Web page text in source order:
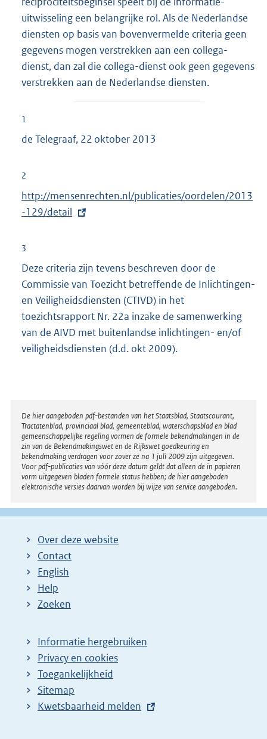
uitwisseling een belangrijke rol. Als de Nederlandse
diensten op basis van bovenvermelde criteria geen
gegevens mogen verstrekken aan een collega-
dienst, dan zal die collega-dienst ook geen gegevens
verstrekken aan de Nederlandse diensten.
1
de Telegraaf, 22 oktober 2013
2
E
x
e
n
e
l
i
n
k
http://mensenrechten.nl/publicaties/oordelen/2013
-129/detail
3
Deze criteria zijn tevens beschreven door de
Commissie van Toezicht betreffende de Inlichtingen-
en Veiligheidsdiensten (CTIVD) in het
toezichtsrapport Nr. 22a inzake de samenwerking
van de AIVD met buitenlandse inlichtingen- en/of
veiligheidsdiensten (d.d. okt 2009).
Disclaimer
De hier aangeboden pdf-bestanden van het Staatsblad, Staatscourant,
Tractatenblad, provinciaal blad, gemeenteblad, waterschapsblad en blad
gemeenschappelijke regeling vormen de formele bekendmakingen in de
zin van de Bekendmakingswet en de Rijkswet goedkeuring en
bekendmaking verdragen voor zover ze na 1 juli 2009 zijn uitgegeven.
Voor pdf-publicaties van vóór deze datum geldt dat alleen de in papieren
vorm uitgegeven bladen formele status hebben; de hier aangeboden
elektronische versies daarvan worden bij wijze van service aangeboden.
Over deze website
Contact
English
Help
Zoeken
Informatie hergebruiken
Privacy en cookies
Toegankelijkheid
Sitemap
E
Kwetsbaarheid melden